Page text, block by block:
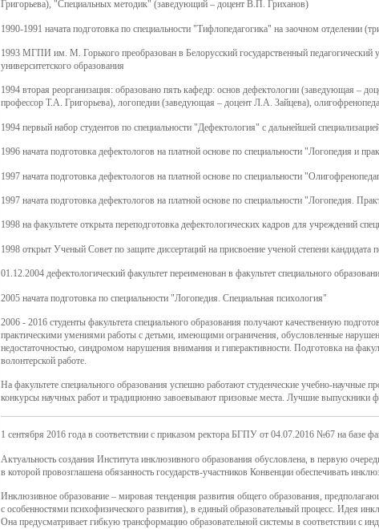
Григорьева), "Специальных методик" (заведующий – доцент В.П. Гриханов)
1990-1991 начата подготовка по специальности "Тифлопедагогика" на заочном отделении
1993 МГПИ им. М. Горького преобразован в Белорусский государственный педагогический
университетского образования
1994 вторая реорганизация: образовано пять кафедр: основ дефектологии (заведующая –
профессор Т.А. Григорьева), логопедии (заведующая – доцент Л.А. Зайцева),
1994 первый набор студентов по специальности "Дефектология" с дальнейшей
1996 начата подготовка дефектологов на платной основе по специальности "Логопедия и
1997 начата подготовка дефектологов на платной основе по специальности
1997 начата подготовка дефектологов на платной основе по специальности "Логопедия.
1998 на факультете открыта переподготовка дефектологических кадров для учреждений
1998 открыт Ученый Совет по защите диссертаций на присвоение ученой степени
01.12.2004 дефектологический факультет переименован в факультет специального
2005 начата подготовка по специальности "Логопедия. Специальная психология"
2006 - 2016 cтуденты факультета специального образования получают качественную
практическими умениями работы с детьми, имеющими ограничения, обусловленные
недостаточностью, синдромом нарушения внимания и гиперактивности. Подготовка на
волонтерской работе.
На факультете специального образования успешно работают студенческие учебно-
конкурсы научных работ и традиционно завоевывают призовые места. Лучшие выпускники
1 сентября 2016 года в соответствии с приказом ректора БГПУ от 04.07.2016 №67 на базе
Актуальность создания Института инклюзивного образования обусловлена, в первую
в которой провозглашена обязанность государств-участников Конвенции обеспечивать
Инклюзивное образование – мировая тенденция развития общего образования,
с особенностями психофизического развития), в единый образовательный процесс. Идея
Она предусматривает гибкую трансформацию образовательной системы в соответствии с